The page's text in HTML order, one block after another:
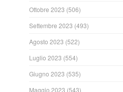
Ottobre 2023 (506)
Settembre 2023 (493)
Agosto 2023 (522)
Luglio 2023 (554)
Giugno 2023 (535)
Maggio 2023 (543)